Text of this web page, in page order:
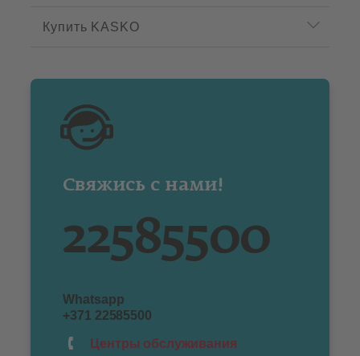
Купить KASKO
Свяжись с нами!
22585500
Whatsapp
+371 22585500
Центры обслуживания